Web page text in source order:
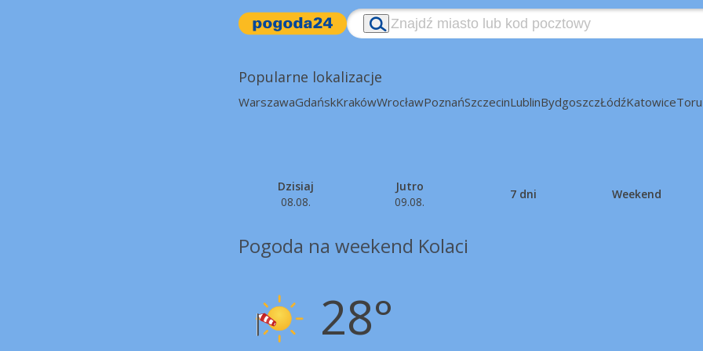
Popularne lokalizacje
WarszawaGdańskKrakówWrocławPoznańSzczecinLublinBydgoszczŁódźKatowice
Dzisiaj
08.08.
Jutro
09.08.
7 dni Weekend
Pogoda na weekend Kolaci
28°